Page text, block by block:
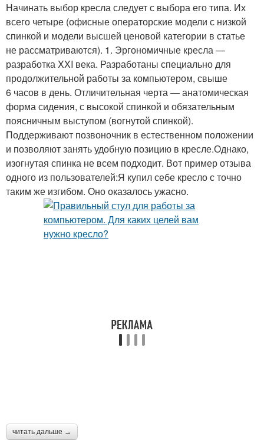
Начинать выбор кресла следует с выбора его типа. Их
всего четыре (офисные операторские модели с низкой
спинкой и модели высшей ценовой категории в статье
не рассматриваются). 1. Эргономичные кресла —
разработка XXI века. Разработаны специально для
продолжительной работы за компьютером, свыше
6 часов в день. Отличительная черта — анатомическая
форма сидения, с высокой спинкой и обязательным
поясничным выступом (вогнутой спинкой).
Поддерживают позвоночник в естественном положении
и позволяют занять удобную позицию в кресле.Однако,
изогнутая спинка не всем подходит. Вот пример отзыва
одного из пользователей:Я купил себе кресло с точно
таким же изгибом. Оно оказалось ужасно.
читать дальше →